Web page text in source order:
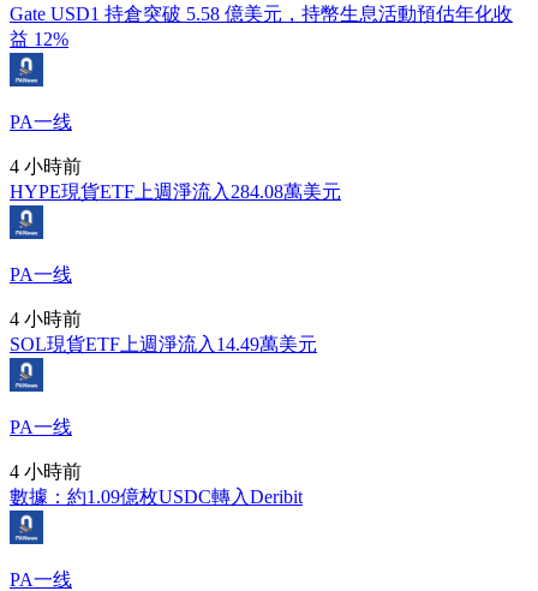
Gate USD1 持倉突破 5.58 億美元，持幣生息活動預估年化收
益 12%
PA一线
4 小時前
HYPE現貨ETF上週淨流入284.08萬美元
PA一线
4 小時前
SOL現貨ETF上週淨流入14.49萬美元
PA一线
4 小時前
數據：約1.09億枚USDC轉入Deribit
PA一线